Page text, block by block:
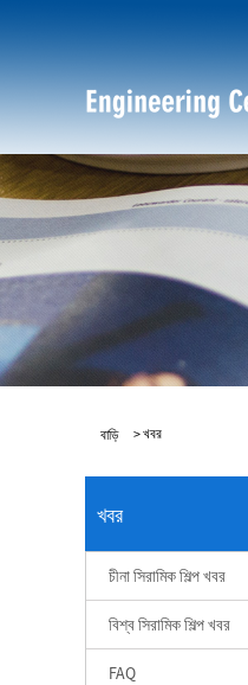
বাড়ি >খবর
খবর
চীনা সিরামিক শিল্প খবর
বিশ্ব সিরামিক শিল্প খবর
FAQ